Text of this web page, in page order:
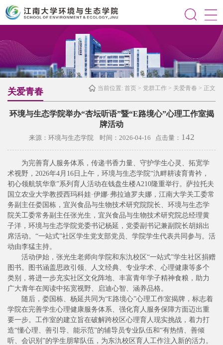
当前位置: 首页 > 党群工作 > 关爱青春 > 正文
关爱青春
环境与生态学院举办“杏坛听语”暨“E路境心”心理工作室揭
牌活动
来源：环境与生态学院 时间：2026-04-16 点击量： 142
为完善育人服务体系，传递书香力量、守护学生心灵、拓宽学
术视野，2026年4月16日上午，环境与生态学院“氿畔耕读育青衿，
初心领航筑华章”系列育人活动在钱盘生楼A210隆重举行。萨拉托夫
国立农业大学教授西玛科娃·伊娜·弗拉迪罗夫娜，江南大学关工委常
务副主任娄国栋，宜兴食品与生物技术研究院院长、环境与生态学
院关工委常务副主任张光生，宜兴食品与生物技术研究院总经理黄
子洋，环境与生态学院党委书记杨延，党委副书记兼副院长胡娟出
席活动。“一站式”社区学生党支部党员、学院学生代表共同参与。活
动由李猛主持。
活动伊始，张光生老师向学院和东氿校区“一站式”学生社区捐赠
图书。图书涵盖思政引领、人文经典、专业学术、心理健康等多个
类别，将进一步充实社区文化阵地、丰富青年学子精神食粮，助力
广大青年在阅读中拓宽视野、启迪心智、涵养品格。
随后，娄国栋、杨延共同为“E路境心”心理工作室揭牌，标志着
学院在完善学生心理健康服务体系、强化育人服务保障方面迈出重
要一步。工作室的建立旨在破解跨校区心理育人现实挑战，着力打
造“懂心理、善引导、能示范”的辅导员专业队伍和“有热情、善倾
听、会识别”的学生朋辈队伍，为东氿校区育人工作注入新的活力。